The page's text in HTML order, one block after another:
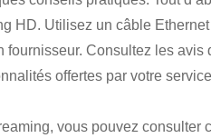
HD. Utilisez un câble
Consultez les
offertes par votre
vous pouvez consulter